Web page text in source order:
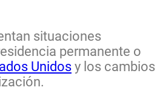
situaciones
permanente o
Unidos y los cambios